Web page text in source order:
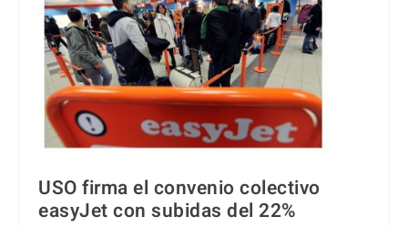
USO firma el convenio colectivo
easyJet con subidas del 22%